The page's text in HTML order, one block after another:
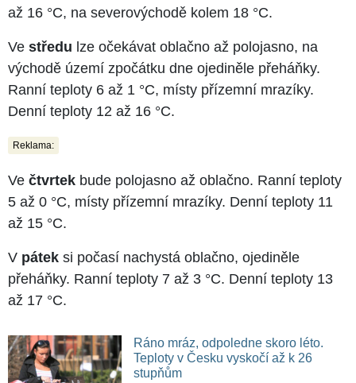
až 16 °C, na severovýchodě kolem 18 °C.
Ve středu lze očekávat oblačno až polojasno, na
východě území zpočátku dne ojediněle přeháňky.
Ranní teploty 6 až 1 °C, místy přízemní mrazíky.
Denní teploty 12 až 16 °C.
Reklama:
Ve čtvrtek bude polojasno až oblačno. Ranní teploty
5 až 0 °C, místy přízemní mrazíky. Denní teploty 11
až 15 °C.
V pátek si počasí nachystá oblačno, ojediněle
přeháňky. Ranní teploty 7 až 3 °C. Denní teploty 13
až 17 °C.
Ráno mráz, odpoledne skoro léto.
Teploty v Česku vyskočí až k 26
stupňům